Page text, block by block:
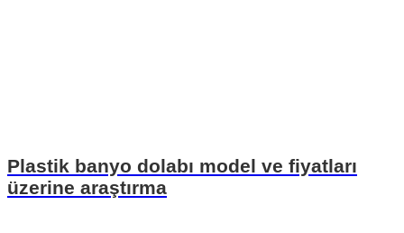
Plastik banyo dolabı model ve fiyatları
üzerine araştırma